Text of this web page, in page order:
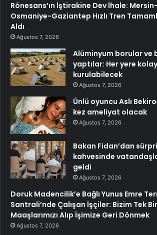
Rönesans’ın İştirakine Dev İhale:
Osmaniye-Gaziantep Hızlı Tren
Aldı
Ağustos 7, 2026
Alüminyum borular ve
yaptılar: Her yere
kurulabilecek
Ağustos 7, 2026
Ünlü oyuncu Aslı
kez ameliyat olacak
Ağustos 7, 2026
Bakan Fidan’dan
kahvesinde
geldi
Ağustos 7, 2026
Doruk Madencilik’e Bağlı Yunus Emre
Santrali’nde Çalışan İşçiler: Bizim Tek
Maaşlarımızı Alıp İşimize Geri Dönmek
Ağustos 7, 2026